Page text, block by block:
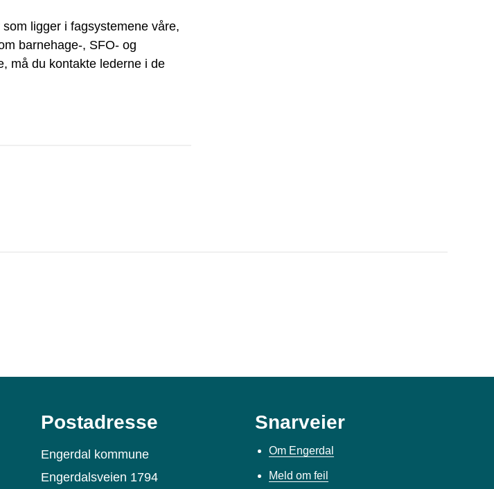
ligger i fagsystemene våre,
barnehage-, SFO- og
må du kontakte lederne i de
Postadresse
Engerdal kommune
Engerdalsveien 1794
Snarveier
Om Engerdal
Meld om feil